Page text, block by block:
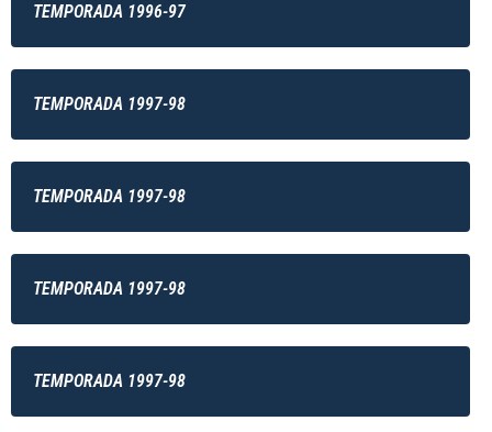
TEMPORADA 1996-97
TEMPORADA 1997-98
TEMPORADA 1997-98
TEMPORADA 1997-98
TEMPORADA 1997-98